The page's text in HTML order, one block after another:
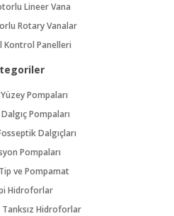
Lineer Vana
Rotary Vanalar
Kontrol Panelleri
Pompaları
Pompaları
Dalgıçları
Pompaları
ve Pompamat
Hidroforlar
Tanksız Hidroforlar